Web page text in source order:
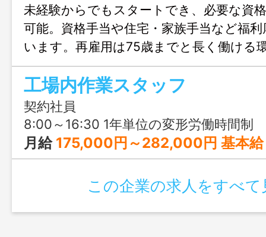
未経験からでもスタートでき、必要な資
可能。資格手当や住宅・家族手当など福
います。再雇用は75歳までと長く働ける
り、地域インフラを支える安定企業で腰
場です。
工場内作業スタッフ
契約社員
8:00～16:30 1年単位の変形労働時間制
月給 175,000円～282,000円 基本給：135,000円〜170,000円 職能手当：8,000円〜32,000円 技術手当：
この企業の求人をすべて